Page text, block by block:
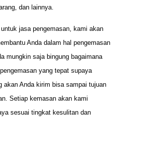
dan lainnya.
jasa pengemasan, kami akan
Anda dalam hal pengemasan
mungkin saja bingung bagaimana
yang tepat supaya
akan Anda kirim bisa sampai tujuan
Setiap kemasan akan kami
sesuai tingkat kesulitan dan